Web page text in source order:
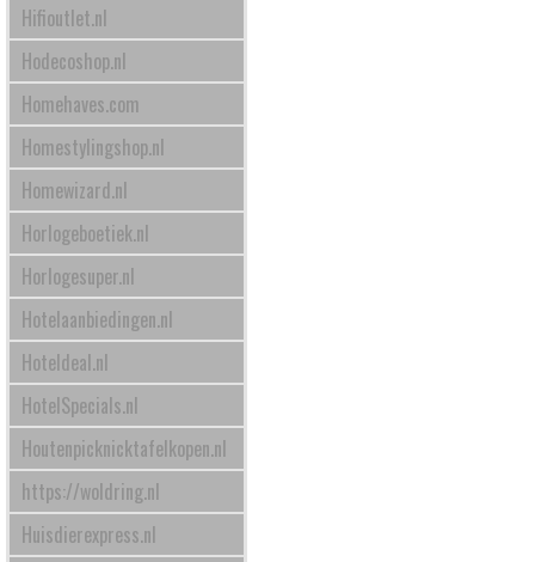
Hifioutlet.nl
Hodecoshop.nl
Homehaves.com
Homestylingshop.nl
Homewizard.nl
Horlogeboetiek.nl
Horlogesuper.nl
Hotelaanbiedingen.nl
Hoteldeal.nl
HotelSpecials.nl
Houtenpicknicktafelkopen.nl
https://woldring.nl
Huisdierexpress.nl